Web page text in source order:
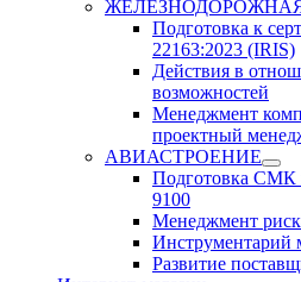
Подготовка к
22163:2023 (IRIS)
Действия в
возможностей
Менеджмент
проектный
АВИАСТРОЕНИЕ
Подготовка СМК
9100
Менеджмент
Инструментарий
Развитие